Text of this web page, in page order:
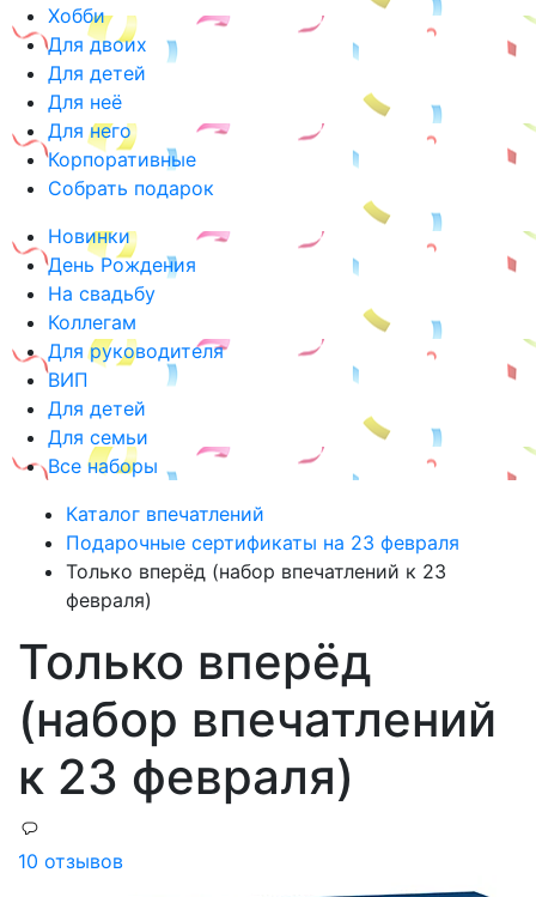
Хобби
Для двоих
Для детей
Для неё
Для него
Корпоративные
Собрать подарок
Новинки
День Рождения
На свадьбу
Коллегам
Для руководителя
ВИП
Для детей
Для семьи
Все наборы
Каталог впечатлений
Подарочные сертификаты на 23 февраля
Только вперёд (набор впечатлений к 23
февраля)
Только вперёд
(набор впечатлений
к 23 февраля)
10 отзывов